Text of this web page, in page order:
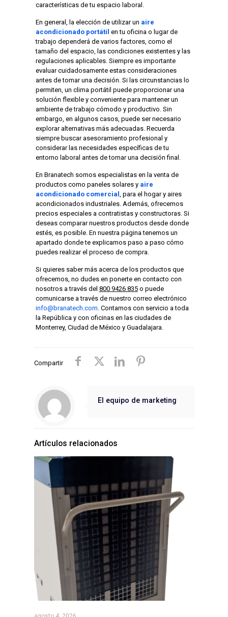
características de tu espacio laboral.
En general, la elección de utilizar un aire
acondicionado portátil en tu oficina o lugar de
trabajo dependerá de varios factores, como el
tamaño del espacio, las condiciones existentes y las
regulaciones aplicables. Siempre es importante
evaluar cuidadosamente estas consideraciones
antes de tomar una decisión. Si las circunstancias lo
permiten, un clima portátil puede proporcionar una
solución flexible y conveniente para mantener un
ambiente de trabajo cómodo y productivo. Sin
embargo, en algunos casos, puede ser necesario
explorar alternativas más adecuadas. Recuerda
siempre buscar asesoramiento profesional y
considerar las necesidades específicas de tu
entorno laboral antes de tomar una decisión final.
En Branatech somos especialistas en la venta de
productos como paneles solares y aire
acondicionado comercial , para el hogar y aires
acondicionados industriales. Además, ofrecemos
precios especiales a contratistas y constructoras. Si
deseas comparar nuestros productos desde donde
estés, es posible. En nuestra página tenemos un
apartado donde te explicamos paso a paso cómo
puedes realizar el proceso de compra.
Si quieres saber más acerca de los productos que
ofrecemos, no dudes en ponerte en contacto con
nosotros a través del 800 9426 835o puede
comunicarse a través de nuestro correo electrónico
info@ branatech.com. Contamos con servicio a toda
la República y con oficinas en las ciudades de
Monterrey, Ciudad de México y Guadalajara.
Compartir
El equipo de marketing
Artículos relacionados